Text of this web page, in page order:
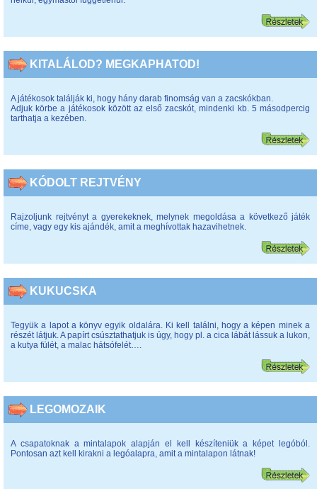
KITALÁLOD? MEGKAPHATOD!
A játékosok találják ki, hogy hány darab finomság van a zacskókban.
Adjuk körbe a játékosok között az első zacskót, mindenki kb. 5 másodpercig
tarthatja a kezében.
KÓDOLT REJTVÉNY
Rajzoljunk rejtvényt a gyerekeknek, melynek megoldása a következő játék
címe, vagy egy kis ajándék, amit a meghívottak hazavihetnek.
KUKUCSKA
Tegyük a lapot a könyv egyik oldalára. Ki kell találni, hogy a képen minek a
részét látjuk. A papírt csúsztathatjuk is úgy, hogy pl. a cica lábát lássuk a lukon,
a kutya fülét, a malac hátsófelét….
LEGOMOZAIK
A csapatoknak a mintalapok alapján el kell készíteniük a képet legóból.
Pontosan azt kell kirakni a legóalapra, amit a mintalapon látnak!